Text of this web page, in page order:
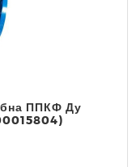
ППКФ Ду